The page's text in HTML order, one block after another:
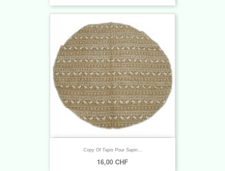
Copy Of Tapis Pour Sapin...
16,00 CHF